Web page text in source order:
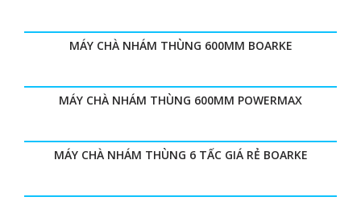
MÁY CHÀ NHÁM THÙNG 600MM BOARKE
MÁY CHÀ NHÁM THÙNG 600MM POWERMAX
MÁY CHÀ NHÁM THÙNG 6 TẤC GIÁ RẺ BOARKE